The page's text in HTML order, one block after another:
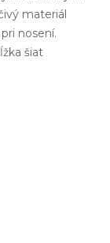
materiál
nosení.
šiat